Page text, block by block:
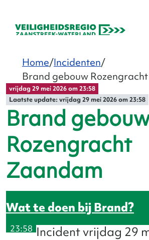
Home Incidenten
Brand gebouw
Brand
Rozengracht
Zaandam
vrijdag 29 mei 2026 om 23:58
Laatste update: vrijdag 29 mei 2026 om 23:58
Brand
23:58 Incident vrijdag 29